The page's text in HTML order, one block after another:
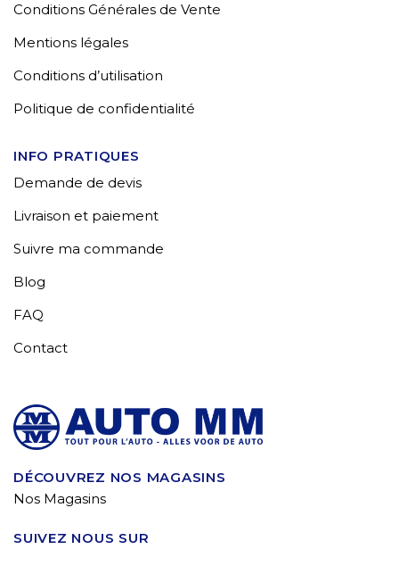
Conditions Générales de Vente
Mentions légales
Conditions d’utilisation
Politique de confidentialité
INFO PRATIQUES
Demande de devis
Livraison et paiement
Suivre ma commande
Blog
FAQ
Contact
DÉCOUVREZ NOS MAGASINS
Nos Magasins
SUIVEZ NOUS SUR